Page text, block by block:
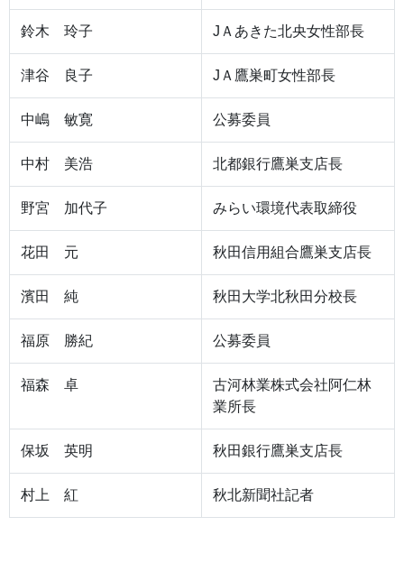
鈴木 玲子 JＡあきた北央女性部長
津谷 良子 JＡ鷹巣町女性部長
中嶋 敏寛 公募委員
中村 美浩 北都銀行鷹巣支店長
野宮 加代子 みらい環境代表取締役
花田 元 秋田信用組合鷹巣支店長
濱田 純 秋田大学北秋田分校長
福原 勝紀 公募委員
福森 卓
古河林業株式会社阿仁林
業所長
保坂 英明 秋田銀行鷹巣支店長
村上 紅 秋北新聞社記者